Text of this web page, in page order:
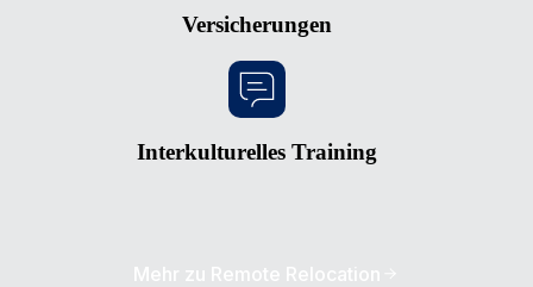
Versicherungen
Interkulturelles Training
Mehr zu Remote Relocation